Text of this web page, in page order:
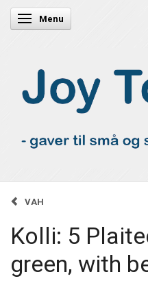
Skifte navigation
Menu
VAH
Kolli: 5
green, with